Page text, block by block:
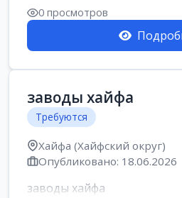
0 просмотров
заводы хайфа
Требуются
Хайфа (Хайфский округ)
Опубликовано: 18.06.2026
заводы хайфа